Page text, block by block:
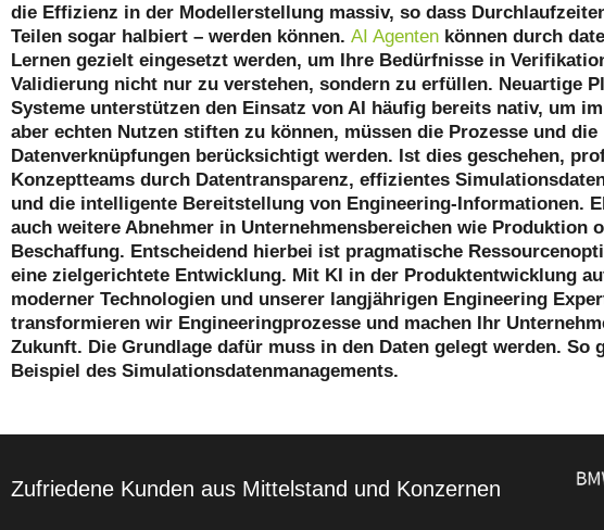
die Effizienz in der Modellerstellung massiv, so dass
Teilen sogar halbiert – werden können. AI Agenten können durch
Lernen gezielt eingesetzt werden, um Ihre Bedürfnisse in
Validierung nicht nur zu verstehen, sondern zu erfüllen. Neuartige
Systeme unterstützen den Einsatz von AI häufig bereits nativ, um
aber echten Nutzen stiften zu können, müssen die Prozesse und die
Datenverknüpfungen berücksichtigt werden. Ist dies geschehen,
Konzeptteams durch Datentransparenz, effizientes
und die intelligente Bereitstellung von Engineering-Informationen.
auch weitere Abnehmer in Unternehmensbereichen wie Produktion
Beschaffung. Entscheidend hierbei ist pragmatische
eine zielgerichtete Entwicklung. Mit KI in der Produktentwicklung
moderner Technologien und unserer langjährigen Engineering
transformieren wir Engineeringprozesse und machen Ihr
Zukunft. Die Grundlage dafür muss in den Daten gelegt werden. So
Beispiel des Simulationsdatenmanagements.
Zufriedene Kunden aus Mittelstand und Konzernen